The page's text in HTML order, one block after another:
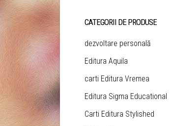
CATEGORII DE PRODUSE
dezvoltare personală
Editura Aquila
carti Editura Vremea
Editura Sigma Educational
Carti Editura Stylished